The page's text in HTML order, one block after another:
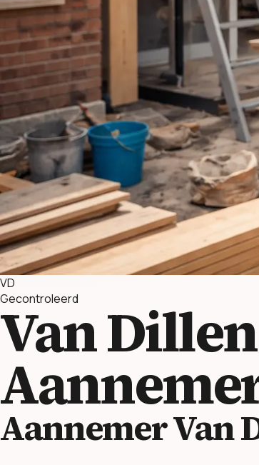
VD
Gecontroleerd
Van
Aannemer Van